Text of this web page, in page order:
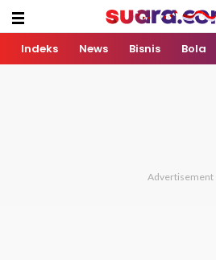
Indeks News Bisnis Bola